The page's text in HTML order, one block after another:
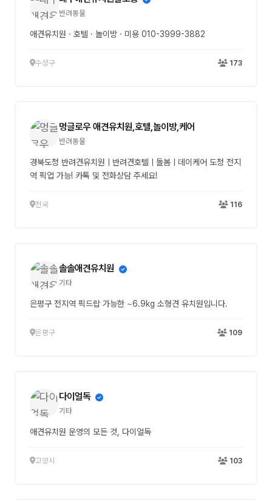
반려동물
애견유치원 · 호텔 · 놀이방 · 미용 010-3999-3882
수성구 173
멍글로우 애견유치원,호텔,놀이방,케어
반려동물
경북도청 반려견유치원ㅣ반려견호텔ㅣ돌봄ㅣ데이케어 도청 전지
역 픽업 가능! 카톡 및 전화상담 주세요!
전국 116
솔솔애견유치원
기타
은평구 전지역 픽드랍 가능한 ~6.9kg 소형견 유치원입니다.
은평구 109
다이얼독
기타
애견유치원 운영의 모든 것, 다이얼독
고양시 103